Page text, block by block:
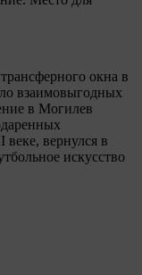
окна в
взаимовыгодных
в Могилев
вернулся в
искусство